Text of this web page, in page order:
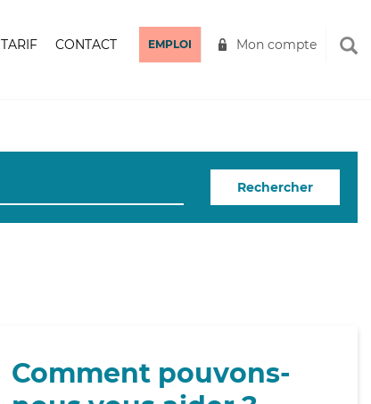
TARIF CONTACT EMPLOI Mon compte
Rechercher
Comment pouvons-